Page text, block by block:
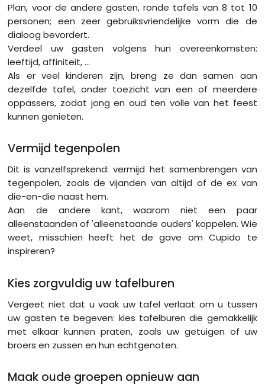
Plan, voor de andere gasten, ronde tafels van 8 tot 10
personen; een zeer gebruiksvriendelijke vorm die de
dialoog bevordert.
Verdeel uw gasten volgens hun overeenkomsten:
leeftijd, affiniteit, ...
Als er veel kinderen zijn, breng ze dan samen aan
dezelfde tafel, onder toezicht van een of meerdere
oppassers, zodat jong en oud ten volle van het feest
kunnen genieten.
Vermijd tegenpolen
Dit is vanzelfsprekend: vermijd het samenbrengen van
tegenpolen, zoals de vijanden van altijd of de ex van
die-en-die naast hem.
Aan de andere kant, waarom niet een paar
alleenstaanden of 'alleenstaande ouders' koppelen. Wie
weet, misschien heeft het de gave om Cupido te
inspireren?
Kies zorgvuldig uw tafelburen
Vergeet niet dat u vaak uw tafel verlaat om u tussen
uw gasten te begeven: kies tafelburen die gemakkelijk
met elkaar kunnen praten, zoals uw getuigen of uw
broers en zussen en hun echtgenoten.
Maak oude groepen opnieuw aan